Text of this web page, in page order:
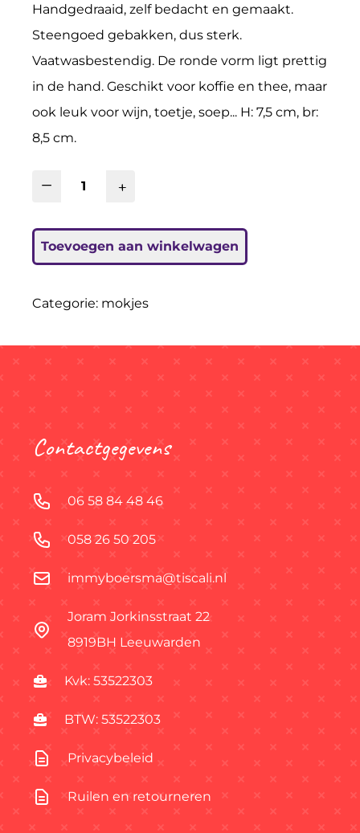
Handgedraaid, zelf bedacht en gemaakt.
Steengoed gebakken, dus sterk.
Vaatwasbestendig. De ronde vorm ligt prettig
in de hand. Geschikt voor koffie en thee, maar
ook leuk voor wijn, toetje, soep... H: 7,5 cm, br:
8,5 cm.
− +
Toevoegen aan winkelwagen
Categorie: mokjes
Contactgegevens
06 58 84 48 46
058 26 50 205
immyboersma@tiscali.nl
Joram Jorkinsstraat 22
8919BH Leeuwarden
Kvk: 53522303
BTW: 53522303
Privacybeleid
Ruilen en retourneren